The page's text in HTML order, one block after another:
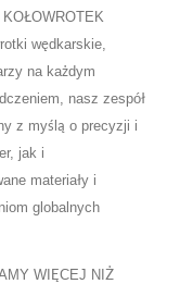
wędkarskie,
na każdym
nasz zespół
z myślą o precyzji i
jak i
materiały i
globalnych
WIĘCEJ NIŻ